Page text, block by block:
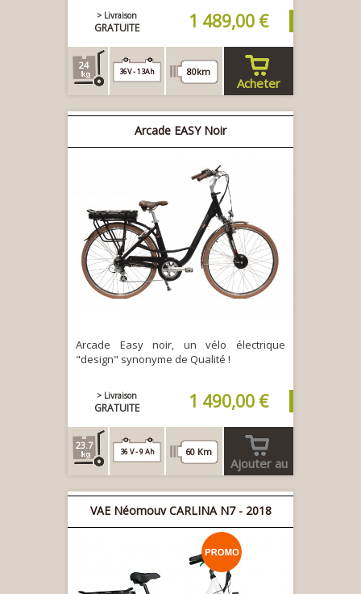
> Livraison
GRATUITE 1 489,00 €
24
36V - 13Ah 80km
Acheter
Arcade EASY Noir
Arcade Easy noir, un vélo électrique
"design" synonyme de Qualité !
> Livraison
GRATUITE 1 490,00 €
23.7
36 V - 9 Ah 60 Km
Ajouter au
panier
VAE Néomouv CARLINA N7 - 2018